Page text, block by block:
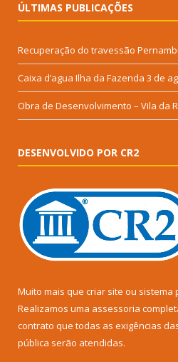
ÚLTIMAS PUBLICAÇÕES
Recuperação do travessão
Caixa d’agua Ilha da Fazenda 3 de
Obra de Desenvolvimento – Vila da
DESENVOLVIDO POR CR2
Muito mais que criar site ou sistema
Realizamos uma assessoria
contrato que todas as exigências
pública serão atendidas.